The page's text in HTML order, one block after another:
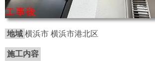
地域 横浜市 横浜市港北区
施工内容